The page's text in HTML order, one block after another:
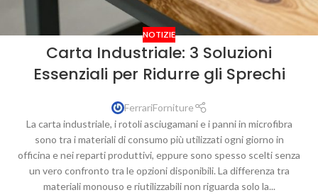
NOTIZIE
Carta Industriale: 3 Soluzioni
Essenziali per Ridurre gli Sprechi
FerrariForniture
La carta industriale, i rotoli asciugamani e i panni in microfibra
sono tra i materiali di consumo più utilizzati ogni giorno in
officina e nei reparti produttivi, eppure sono spesso scelti senza
un vero confronto tra le opzioni disponibili. La differenza tra
materiali monouso e riutilizzabili non riguarda solo la...